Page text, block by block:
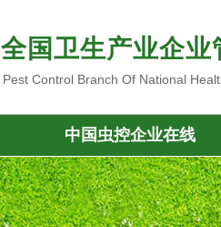
全国卫生产业企
Pest Control Branch Of National
中国虫控企业在线